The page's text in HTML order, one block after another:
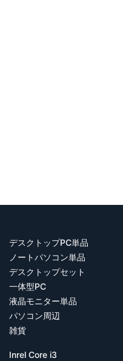
デスクトップPC単品
ノートパソコン単品
デスクトップセット
一体型PC
液晶モニター単品
パソコン周辺
雑貨
Inrel Core i3